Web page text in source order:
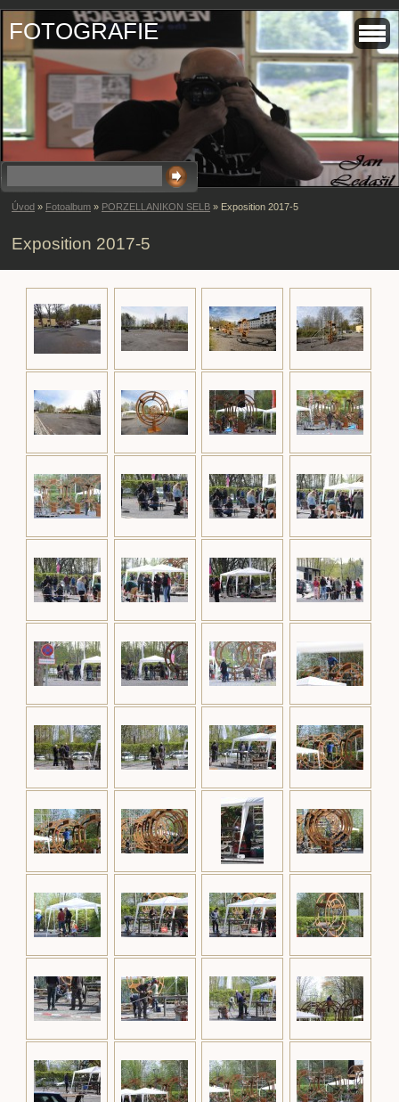
FOTOGRAFIE
Úvod » Fotoalbum » PORZELLANIKON SELB » Exposition 2017-5
Exposition 2017-5